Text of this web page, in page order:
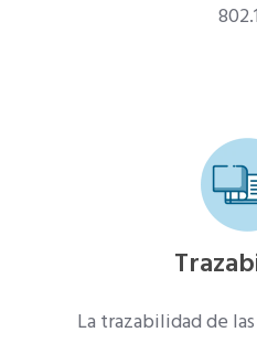
La trazabilidad de